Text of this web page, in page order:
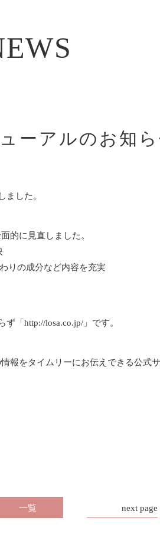
ーアルのお知
ました。
的に見直しました。
りの成分など内容を充実
「http://losa.co.jp/」です。
報をタイムリーにお伝えできる公式
一覧 next page